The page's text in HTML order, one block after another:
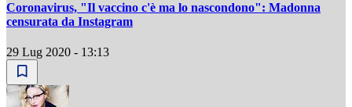
Coronavirus, "Il vaccino c'è ma lo nascondono": Madonna
censurata da Instagram
29 Lug 2020 - 13:13